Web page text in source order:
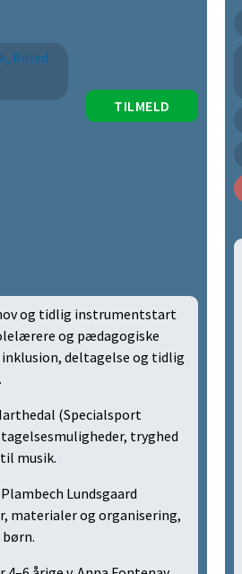
Billed
TILMELD
og tidlig instrumentstart
og pædagogiske
deltagelse og tidlig
(Specialsport
tryghed
musik.
Lundsgaard
materialer og organisering,